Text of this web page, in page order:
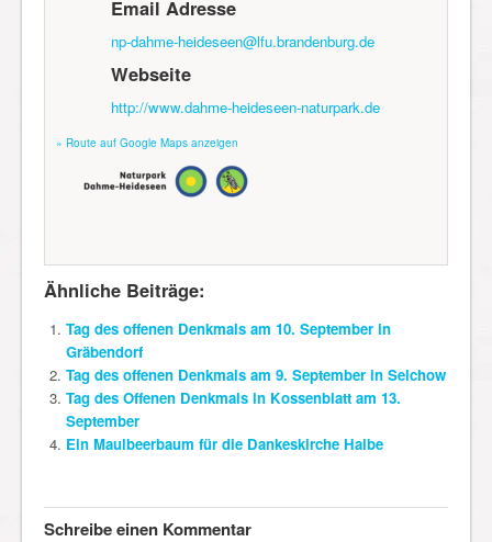
Email Adresse
np-dahme-heideseen@lfu.brandenburg.de
Webseite
http://www.dahme-heideseen-naturpark.de
» Route auf Google Maps anzeigen
Ähnliche Beiträge:
Tag des offenen Denkmals am 10. September in
Gräbendorf
Tag des offenen Denkmals am 9. September in Selchow
Tag des Offenen Denkmals in Kossenblatt am 13.
September
Ein Maulbeerbaum für die Dankeskirche Halbe
Schreibe einen Kommentar